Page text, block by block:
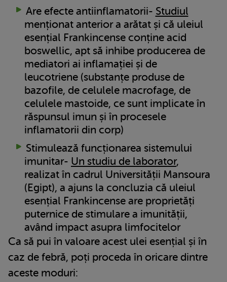
Are efecte antiinflamatorii- Studiul
menționat anterior a arătat și că uleiul
esențial Frankincense conține acid
boswellic, apt să inhibe producerea de
mediatori ai inflamației și de
leucotriene (substanțe produse de
bazofile, de celulele macrofage, de
celulele mastoide, ce sunt implicate în
răspunsul imun și în procesele
inflamatorii din corp)
Stimulează funcționarea sistemului
imunitar- Un studiu de laborator,
realizat în cadrul Universității Mansoura
(Egipt), a ajuns la concluzia că uleiul
esențial Frankincense are proprietăți
puternice de stimulare a imunității,
având impact asupra limfocitelor
Ca să pui în valoare acest ulei esențial și în
caz de febră, poți proceda în oricare dintre
aceste moduri: